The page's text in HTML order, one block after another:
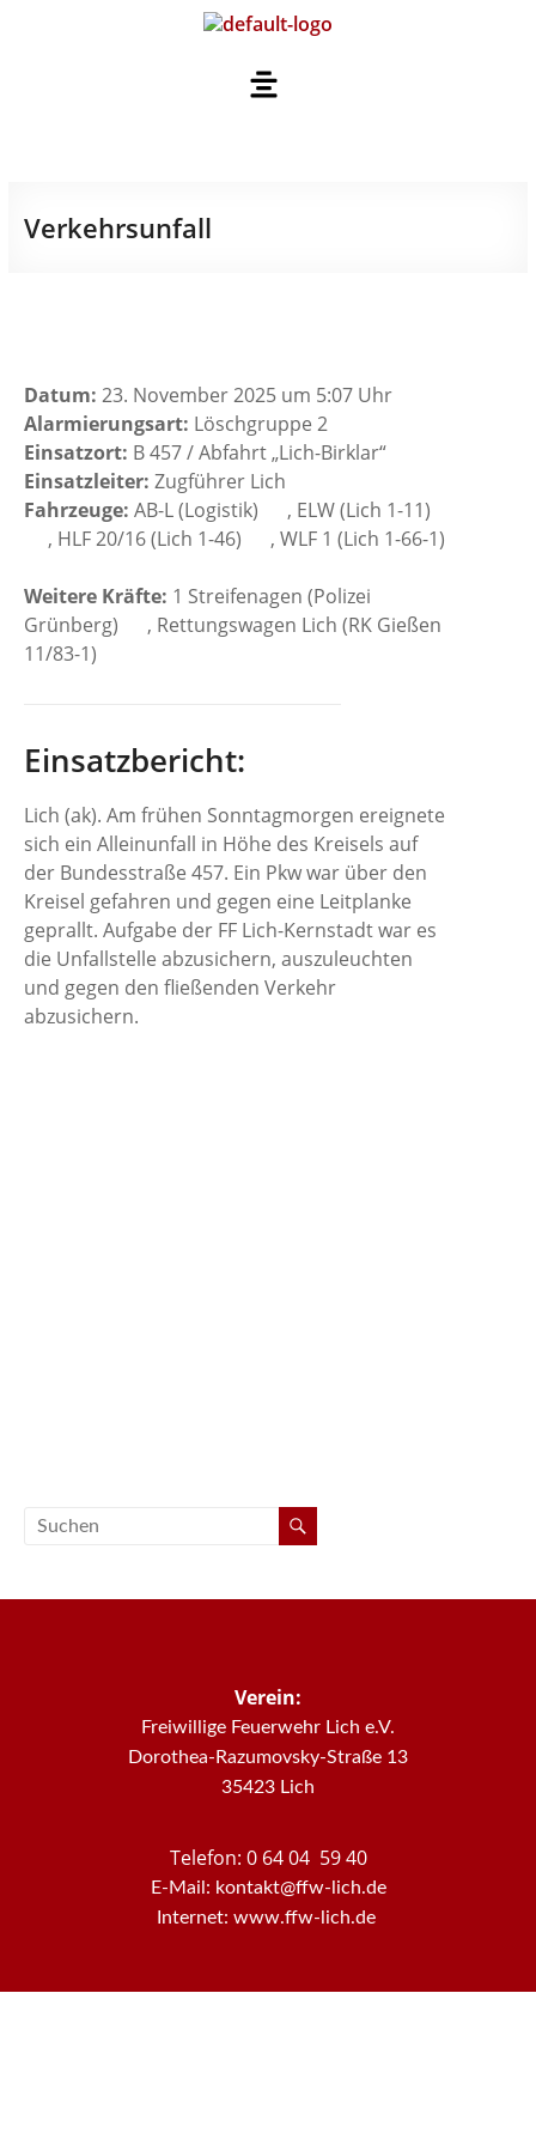
Verkehrsunfall
Datum: 23. November 2025 um 5:07 Uhr
Alarmierungsart: Löschgruppe 2
Einsatzort: B 457 / Abfahrt „Lich-Birklar“
Einsatzleiter: Zugführer Lich
Fahrzeuge: AB-L (Logistik)
, ELW (Lich 1-11)
, HLF 20/16 (Lich 1-46)
, WLF 1 (Lich 1-66-1)
Weitere Kräfte: 1 Streifenagen (Polizei
Grünberg)
, Rettungswagen Lich (RK Gießen
11/83-1)
Einsatzbericht:
Lich (ak). Am frühen Sonntagmorgen ereignete
sich ein Alleinunfall in Höhe des Kreisels auf
der Bundesstraße 457. Ein Pkw war über den
Kreisel gefahren und gegen eine Leitplanke
geprallt. Aufgabe der FF Lich-Kernstadt war es
die Unfallstelle abzusichern, auszuleuchten
und gegen den fließenden Verkehr
abzusichern.
Verein:
Freiwillige Feuerwehr Lich e.V.
Dorothea-Razumovsky-Straße 13
35423 Lich
Telefon: 0 64 04 59 40
E-Mail: kontakt@ffw-lich.de
Internet: www.ffw-lich.de